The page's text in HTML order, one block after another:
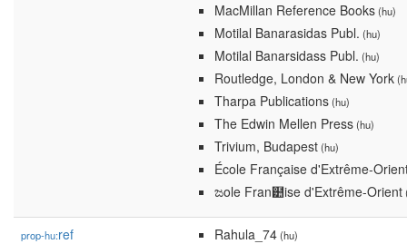
MacMillan Reference Books(hu)
Motilal Banarasidas Publ. (hu)
Motilal Banarsidass Publ. (hu)
Routledge, London & New York
Tharpa Publications(hu)
The Edwin Mellen Press(hu)
Trivium, Budapest(hu)
École Française d'Extrême-
ಜole Fran๺ise d'Extrême-Orient
prop-hu:ref Rahula_74(hu)